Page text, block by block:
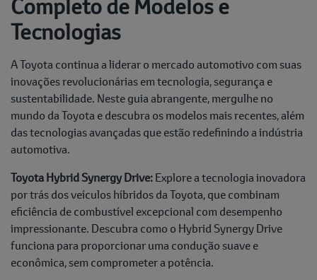
Completo de Modelos e
Tecnologias
A Toyota continua a liderar o mercado automotivo com suas
inovações revolucionárias em tecnologia, segurança e
sustentabilidade. Neste guia abrangente, mergulhe no
mundo da Toyota e descubra os modelos mais recentes, além
das tecnologias avançadas que estão redefinindo a indústria
automotiva.
Toyota Hybrid Synergy Drive:Explore a tecnologia inovadora
por trás dos veículos híbridos da Toyota, que combinam
eficiência de combustível excepcional com desempenho
impressionante. Descubra como o Hybrid Synergy Drive
funciona para proporcionar uma condução suave e
econômica, sem comprometer a potência.